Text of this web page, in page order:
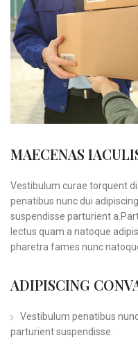
MAECENAS
Vestibulum curae torquent
penatibus nunc dui
suspendisse parturient
lectus quam a natoque
pharetra fames nunc
ADIPISCING
Vestibulum penatibus
parturient suspendisse.